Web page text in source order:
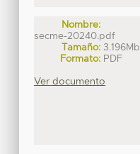
Nombre:
secme-20240.pdf
Tamaño: 3.196Mb
Formato: PDF
Ver documento